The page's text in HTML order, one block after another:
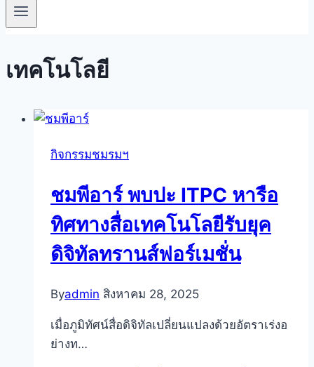
เทคโนโลยี
กิจกรรมชมรมฯ
ชมพีอาร์ พบปะ ITPC หารือ
ทิศทางสื่อเทคโนโลยีรับยุค
ดิจิทัลทรานส์ฟอร์เมชั่น
Byadmin สิงหาคม 28, 2025
เมื่อภูมิทัศน์สื่อดิจิทัลเปลี่ยนแปลงด้วยอัตราเร่งอ
ย่างท…